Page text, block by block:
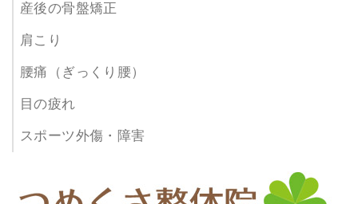
産後の骨盤矯正
肩こり
腰痛（ぎっくり腰）
目の疲れ
スポーツ外傷・障害